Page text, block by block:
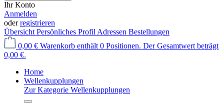
Ihr Konto
Anmelden
oderregistrieren
Übersicht Persönliches Profil Adressen Bestellungen
0,00 € Warenkorb enthält 0 Positionen. Der Gesamtwert beträgt
0,00 €.
Home
Wellenkupplungen
Zur Kategorie Wellenkupplungen